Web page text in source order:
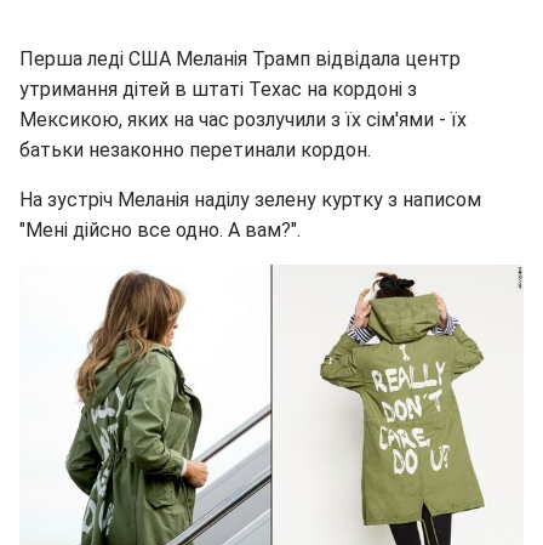
Перша леді США Меланія Трамп відвідала центр
утримання дітей в штаті Техас на кордоні з
Мексикою, яких на час розлучили з їх сім'ями - їх
батьки незаконно перетинали кордон.
На зустріч Меланія наділу зелену куртку з написом
"Мені дійсно все одно. А вам?".